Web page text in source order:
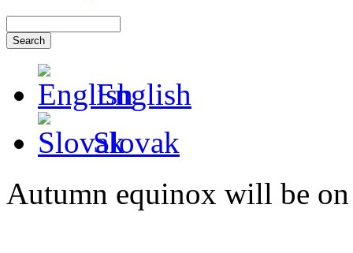
English
Slovak
Autumn equinox will be